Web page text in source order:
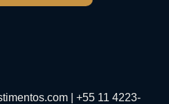
| +55 11 4223-